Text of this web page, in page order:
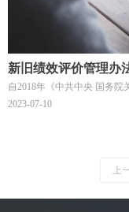
新旧绩效评价管理办
自2018年《中共中央 国务院
34号）（以下简称34号文）
2023-07-10
上